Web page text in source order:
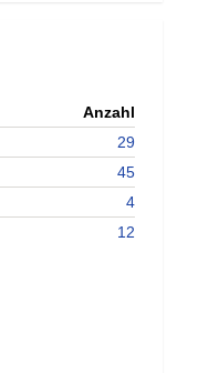
Anzahl
29
45
4
12